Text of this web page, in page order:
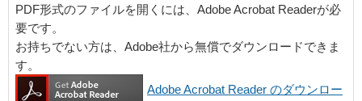
PDF形式のファイルを開くには、Adobe Acrobat Readerが必
要です。
お持ちでない方は、Adobe社から無償でダウンロードできま
す。
Adobe Acrobat Reader のダウンロー